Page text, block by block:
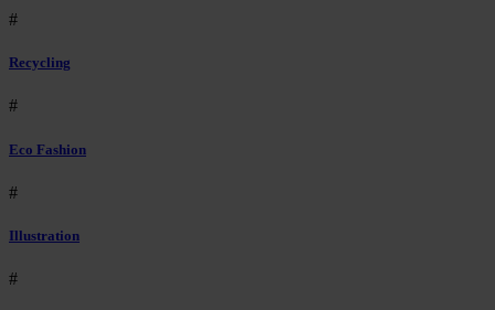
#
Recycling
#
Eco Fashion
#
Illustration
#